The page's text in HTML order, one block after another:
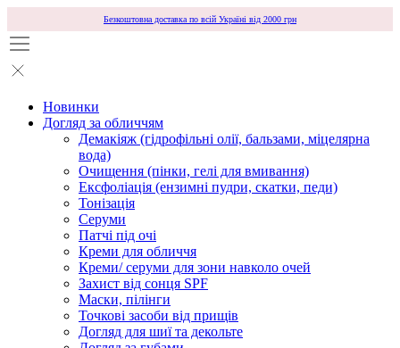
Безкоштовна доставка по всій Україні від 2000 грн
Новинки
Догляд за обличчям
Демакіяж (гідрофільні олії, бальзами, міцелярна
вода)
Очищення (пінки, гелі для вмивання)
Ексфоліація (ензимні пудри, скатки, педи)
Тонізація
Серуми
Патчі під очі
Креми для обличчя
Креми/ серуми для зони навколо очей
Захист від сонця SPF
Маски, пілінги
Точкові засоби від прищів
Догляд для шиї та декольте